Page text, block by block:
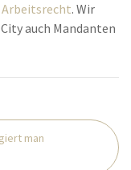
Arbeitsrecht. Wir
auch Mandanten
man